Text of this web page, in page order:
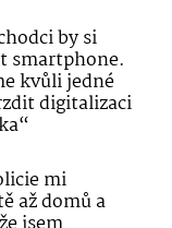
by si
smartphone.
kvůli jedné
digitalizaci
mi
až domů a